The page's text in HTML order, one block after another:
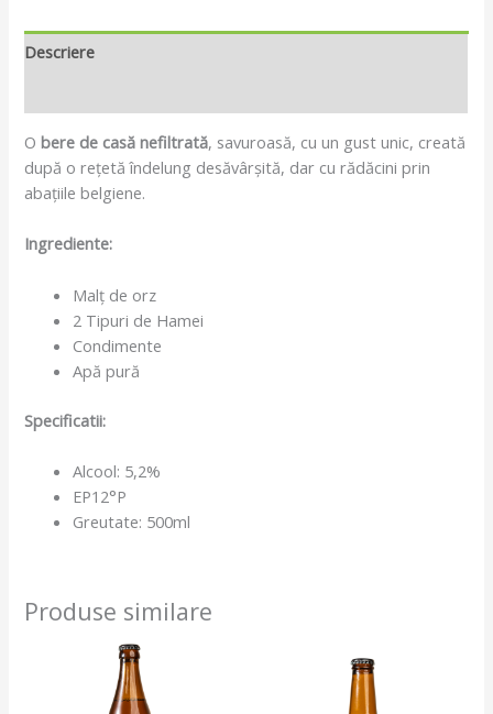
Descriere
O bere de casă nefiltrată, savuroasă, cu un gust unic, creată
după o reţetă îndelung desăvârşită, dar cu rădăcini prin
abaţiile belgiene.
Ingrediente:
Malț de orz
2 Tipuri de Hamei
Condimente
Apă pură
Specificatii:
Alcool: 5,2%
EP12°P
Greutate: 500ml
Produse similare